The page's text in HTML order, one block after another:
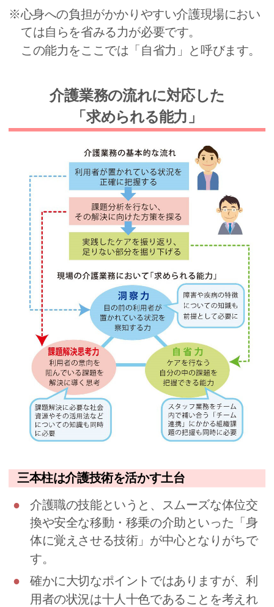
※心身への負担がかかりやすい介護現場におい
ては自らを省みる力が必要です。
この能力をここでは「自省力」と呼びます。
介護業務の流れに対応した
「求められる能力」
三本柱は介護技術を活かす土台
介護職の技能というと、スムーズな体位交
換や安全な移動・移乗の介助といった「身
体に覚えさせる技術」が中心となりがちで
す。
確かに大切なポイントではありますが、利
用者の状況は十人十色であることを考えれ